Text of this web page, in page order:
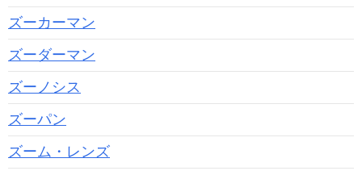
ズーカーマン
ズーダーマン
ズーノシス
ズーパン
ズーム・レンズ